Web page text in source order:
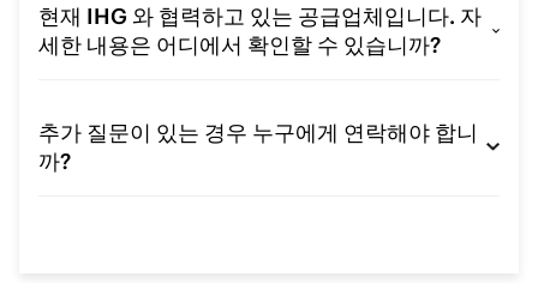
현재 IHG 와 협력하고 있는 공급업체입니다. 자
세한 내용은 어디에서 확인할 수 있습니까?
추가 질문이 있는 경우 누구에게 연락해야 합니
까?